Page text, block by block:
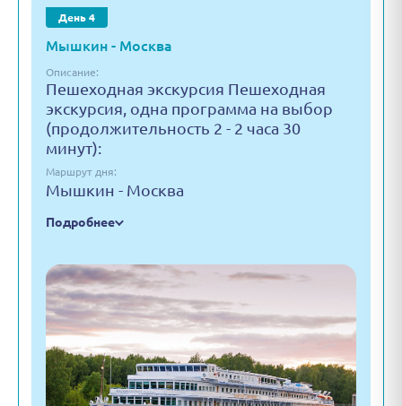
День 4
Мышкин - Москва
Описание:
Пешеходная экскурсия Пешеходная
экскурсия, одна программа на выбор
(продолжительность 2 - 2 часа 30
минут):
Маршрут дня:
Мышкин - Москва
Подробнее